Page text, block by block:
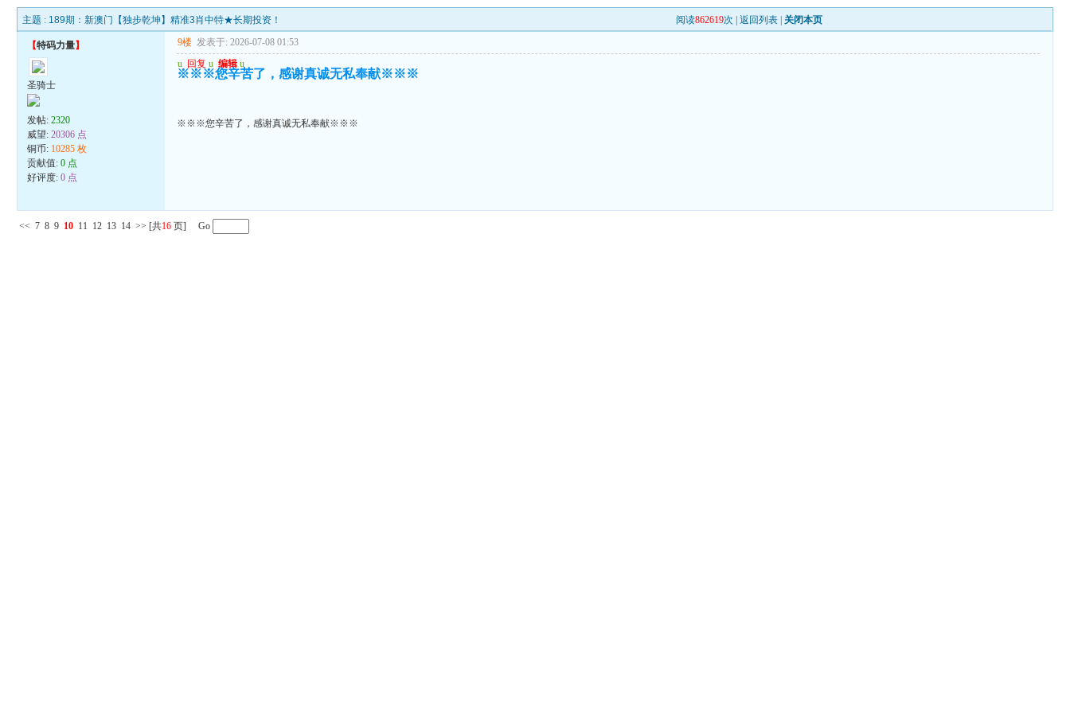
主题 : 189期：新澳门【独步乾坤】精准3肖中特★长期投资！ 阅读862619次 |返回列表 关闭本页
【特码力量】
圣骑士
发帖:2320
威望:20306 点
铜币: 10285 枚
贡献值:0 点
好评度:0 点
9楼 发表于: 2026-07-08 01:53
u 回复 u 编辑 u
※※※您辛苦了，感谢真诚无私奉献※※※
※※※您辛苦了，感谢真诚无私奉献※※※
<< 7 8 9 10 11 12 13 14 >> [共16 页] Go